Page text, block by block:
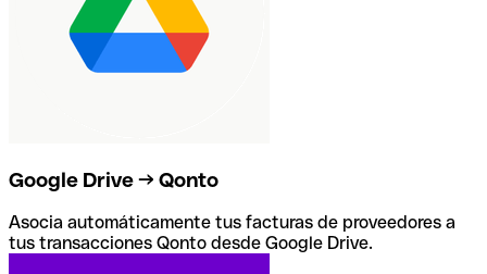
Google Drive → Qonto
Asocia automáticamente tus facturas de proveedores a
tus transacciones Qonto desde Google Drive.